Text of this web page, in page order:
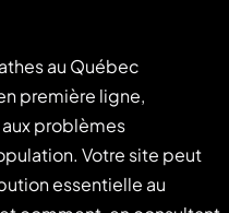
au Québec
première ligne,
problèmes
Votre site peut
essentielle au